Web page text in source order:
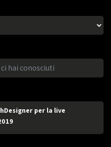
per la live